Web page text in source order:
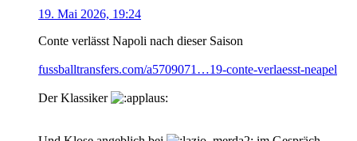
19. Mai 2026, 19:24
Conte verlässt Napoli nach dieser Saison
fussballtransfers.com/a5709071…19-conte-verlaesst-neapel
Der Klassiker